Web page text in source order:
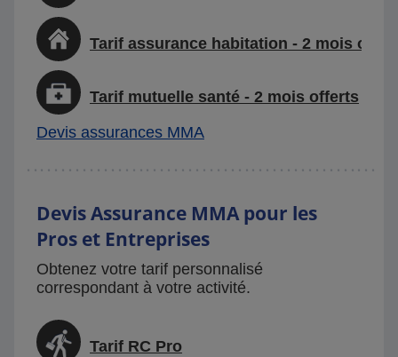
Tarif assurance habitation - 2 mois
Tarif mutuelle santé - 2 mois offerts
Devis assurances MMA
Devis Assurance MMA pour les
Pros et Entreprises
Obtenez votre tarif personnalisé
correspondant à votre activité.
Tarif RC Pro